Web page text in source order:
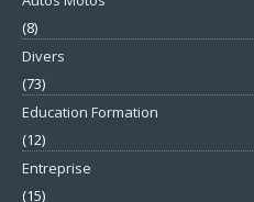
(8)
Divers
(73)
Education Formation
(12)
Entreprise
(15)